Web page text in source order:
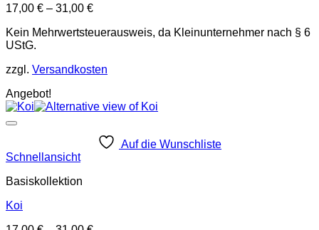
17,00 € – 31,00 €
Kein Mehrwertsteuerausweis, da Kleinunternehmer nach § 6
UStG.
zzgl. Versandkosten
Angebot!
Auf die Wunschliste
Schnellansicht
Basiskollektion
Koi